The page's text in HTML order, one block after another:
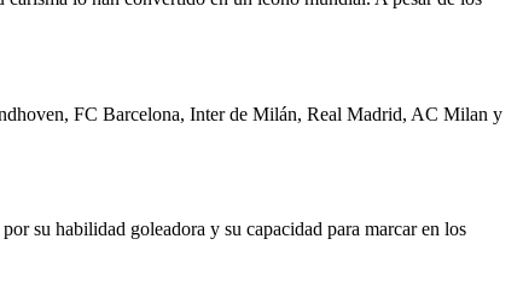
FC Barcelona, Inter de Milán, Real Madrid, AC Milan y
su habilidad goleadora y su capacidad para marcar en los